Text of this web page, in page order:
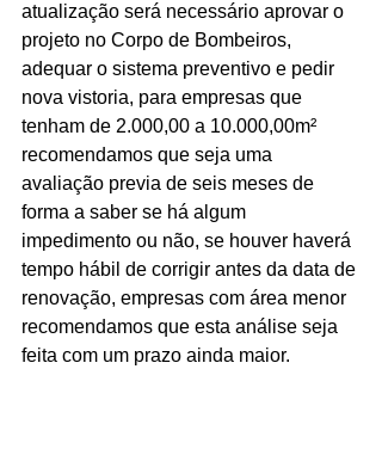
atualização será necessário aprovar o
projeto no Corpo de Bombeiros,
adequar o sistema preventivo e pedir
nova vistoria, para empresas que
tenham de 2.000,00 a 10.000,00m²
recomendamos que seja uma
avaliação previa de seis meses de
forma a saber se há algum
impedimento ou não, se houver haverá
tempo hábil de corrigir antes da data de
renovação, empresas com área menor
recomendamos que esta análise seja
feita com um prazo ainda maior.